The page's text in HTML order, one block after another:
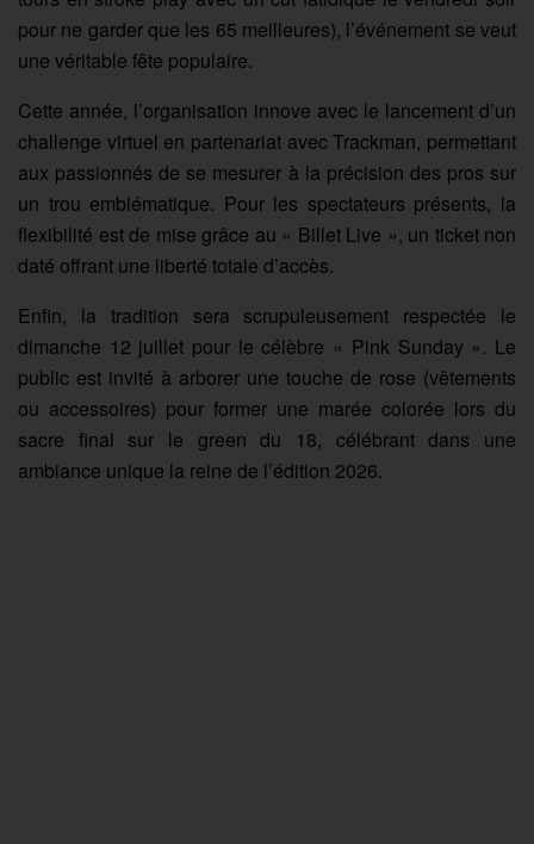
pour ne garder que les 65 meilleures), l’événement se veut
une véritable fête populaire.
Cette année, l’organisation innove avec le lancement d’un
challenge virtuel en partenariat avec Trackman, permettant
aux passionnés de se mesurer à la précision des pros sur
un trou emblématique. Pour les spectateurs présents, la
flexibilité est de mise grâce au « Billet Live », un ticket non
daté offrant une liberté totale d’accès.
Enfin, la tradition sera scrupuleusement respectée le
dimanche 12 juillet pour le célèbre « Pink Sunday ». Le
public est invité à arborer une touche de rose (vêtements
ou accessoires) pour former une marée colorée lors du
sacre final sur le green du 18, célébrant dans une
ambiance unique la reine de l’édition 2026.